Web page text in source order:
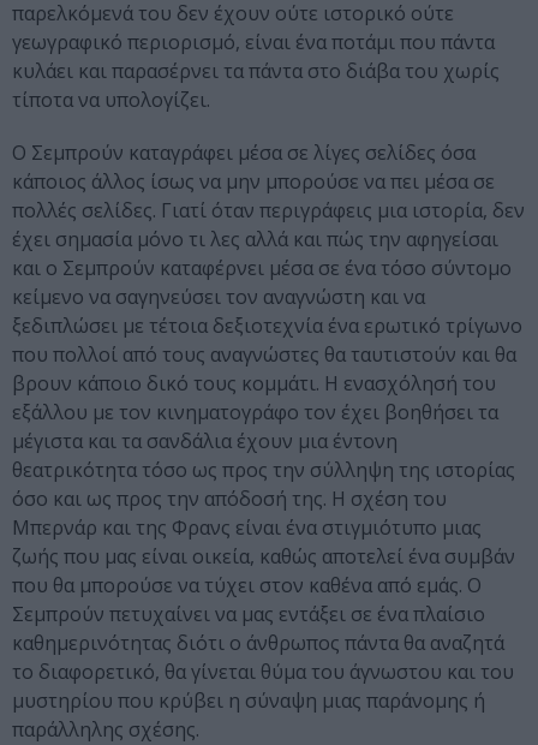
παρελκόμενά του δεν έχουν ούτε ιστορικό ούτε
γεωγραφικό περιορισμό, είναι ένα ποτάμι που πάντα
κυλάει και παρασέρνει τα πάντα στο διάβα του χωρίς
τίποτα να υπολογίζει.
Ο Σεμπρούν καταγράφει μέσα σε λίγες σελίδες όσα
κάποιος άλλος ίσως να μην μπορούσε να πει μέσα σε
πολλές σελίδες. Γιατί όταν περιγράφεις μια ιστορία, δεν
έχει σημασία μόνο τι λες αλλά και πώς την αφηγείσαι
και ο Σεμπρούν καταφέρνει μέσα σε ένα τόσο σύντομο
κείμενο να σαγηνεύσει τον αναγνώστη και να
ξεδιπλώσει με τέτοια δεξιοτεχνία ένα ερωτικό τρίγωνο
που πολλοί από τους αναγνώστες θα ταυτιστούν και θα
βρουν κάποιο δικό τους κομμάτι. Η ενασχόλησή του
εξάλλου με τον κινηματογράφο τον έχει βοηθήσει τα
μέγιστα και τα σανδάλια έχουν μια έντονη
θεατρικότητα τόσο ως προς την σύλληψη της ιστορίας
όσο και ως προς την απόδοσή της. Η σχέση του
Μπερνάρ και της Φρανς είναι ένα στιγμιότυπο μιας
ζωής που μας είναι οικεία, καθώς αποτελεί ένα συμβάν
που θα μπορούσε να τύχει στον καθένα από εμάς. Ο
Σεμπρούν πετυχαίνει να μας εντάξει σε ένα πλαίσιο
καθημερινότητας διότι ο άνθρωπος πάντα θα αναζητά
το διαφορετικό, θα γίνεται θύμα του άγνωστου και του
μυστηρίου που κρύβει η σύναψη μιας παράνομης ή
παράλληλης σχέσης.